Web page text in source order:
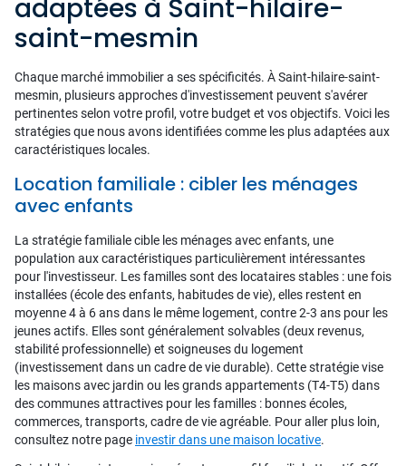
adaptées à Saint-hilaire-
saint-mesmin
Chaque marché immobilier a ses spécificités. À Saint-hilaire-saint-
mesmin, plusieurs approches d'investissement peuvent s'avérer
pertinentes selon votre profil, votre budget et vos objectifs. Voici les
stratégies que nous avons identifiées comme les plus adaptées aux
caractéristiques locales.
Location familiale : cibler les ménages
avec enfants
La stratégie familiale cible les ménages avec enfants, une
population aux caractéristiques particulièrement intéressantes
pour l'investisseur. Les familles sont des locataires stables : une fois
installées (école des enfants, habitudes de vie), elles restent en
moyenne 4 à 6 ans dans le même logement, contre 2-3 ans pour les
jeunes actifs. Elles sont généralement solvables (deux revenus,
stabilité professionnelle) et soigneuses du logement
(investissement dans un cadre de vie durable). Cette stratégie vise
les maisons avec jardin ou les grands appartements (T4-T5) dans
des communes attractives pour les familles : bonnes écoles,
commerces, transports, cadre de vie agréable. Pour aller plus loin,
consultez notre page investir dans une maison locative.